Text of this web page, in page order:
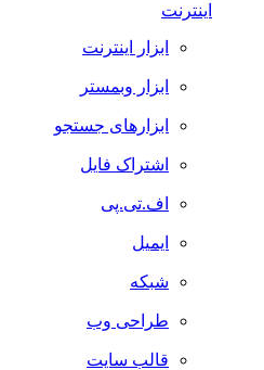
اینترنت
ابزار اینترنت
ابزار وبمستر
ابزارهای جستجو
اشتراک فایل
اف.تی.پی
ایمیل
شبکه
طراحی وب
قالب سایت